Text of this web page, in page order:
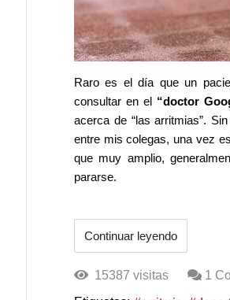
Raro es el día que un
consultar en el “doctor
acerca de “las arritmias”.
entre mis colegas, una vez
que muy amplio,
pararse.
Continuar leyendo
15387 visitas
1